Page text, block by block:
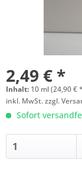
2,49 € *
Inhalt: 10 ml (24,90 €
inkl. MwSt.zzgl.
Sofort